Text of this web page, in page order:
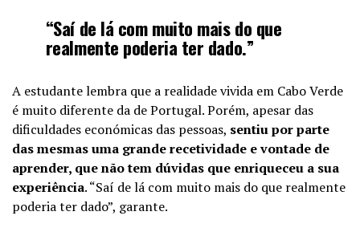
“Saí de lá com muito mais do que
realmente poderia ter dado.”
A estudante lembra que a realidade vivida em Cabo Verde
é muito diferente da de Portugal. Porém, apesar das
dificuldades económicas das pessoas, sentiu por parte
das mesmas uma grande recetividade e vontade de
aprender, que não tem dúvidas que enriqueceu a sua
experiência. “Saí de lá com muito mais do que realmente
poderia ter dado”, garante.